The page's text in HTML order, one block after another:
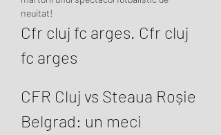
neuitat!
Cfr cluj fc arges. Cfr cluj
fc arges
CFR Cluj vs Steaua Roșie
Belgrad: un meci